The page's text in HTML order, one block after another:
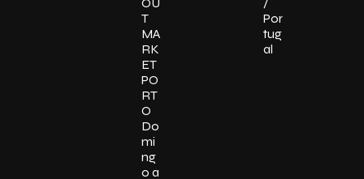
OU
T
MA
RK
ET
PO
RT
O
Do
mi
ng
o a
/
Por
tug
al